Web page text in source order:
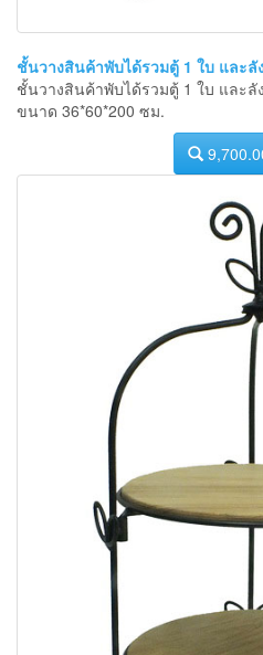
ชั้นวางสินค้าพับได้รวมตู้ 1 ใบ และลั
ชั้นวางสินค้าพับได้รวมตู้ 1 ใบ และลั
ขนาด 36*60*200 ซม.